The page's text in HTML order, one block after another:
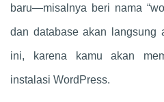
baru—misalnya beri nama
dan database akan langsung
ini, karena kamu akan
instalasi WordPress.